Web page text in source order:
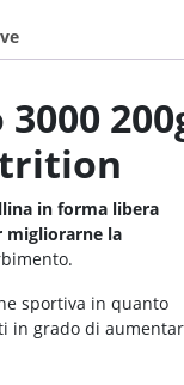
in forma libera
migliorarne la
sportiva in quanto
in grado di